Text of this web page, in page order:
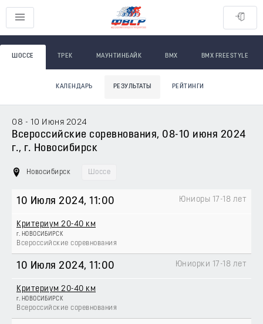
ШОССЕ ТРЕК МАУНТИНБАЙК BMX BMX FREESTYLE
КАЛЕНДАРЬ РЕЗУЛЬТАТЫ РЕЙТИНГИ
08 - 10 Июня 2024
Всероссийские соревнования, 08-10 июня 2024
г., г. Новосибирск
Новосибирск Шоссе
10 Июля 2024, 11:00
Критериум 20-40 км
г. НОВОСИБИРСК
Всероссийские соревнования
Юниоры 17-18 лет
10 Июля 2024, 11:00
Критериум 20-40 км
г. НОВОСИБИРСК
Всероссийские соревнования
Юниорки 17-18 лет